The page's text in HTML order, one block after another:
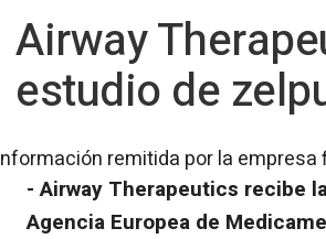
Airway
estudio de
remitida por la empresa
- Airway Therapeutics recibe
Agencia Europea de